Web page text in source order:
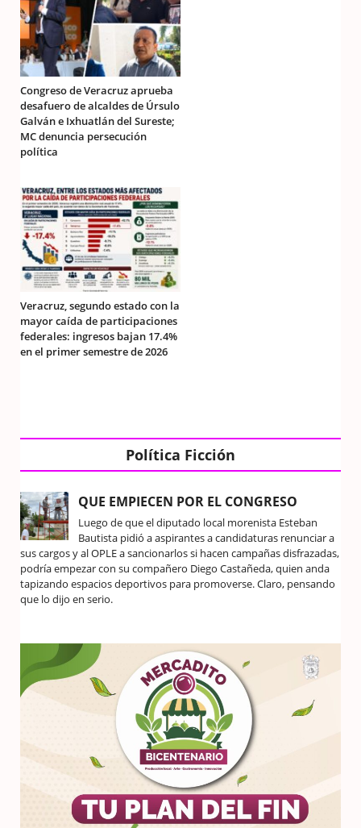
Congreso de Veracruz aprueba
desafuero de alcaldes de Úrsulo
Galván e Ixhuatlán del Sureste;
MC denuncia persecución
política
Veracruz, segundo estado con la
mayor caída de participaciones
federales: ingresos bajan 17.4%
en el primer semestre de 2026
Política Ficción
QUE EMPIECEN POR EL CONGRESO
Luego de que el diputado local morenista Esteban
Bautista pidió a aspirantes a candidaturas renunciar a
sus cargos y al OPLE a sancionarlos si hacen campañas disfrazadas,
podría empezar con su compañero Diego Castañeda, quien anda
tapizando espacios deportivos para promoverse. Claro, pensando
que lo dijo en serio.